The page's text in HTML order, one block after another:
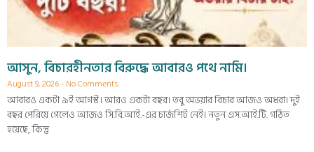
আসুন, বিচারহীনতার বিরুদ্ধে আবারও পথে নামি।
August 9, 2026 No Comments
আবারও একটা ৯ই আগস্ট। আরও একটা বছর। তবু অভয়ার বিচার আজও অধরা। দুই
বছর পেরিয়ে গেলেও আজও সি.বি.আই.-এর চার্জশিট নেই। নতুন এস.আই.টি. গঠিত
হয়েছে, কিন্তু